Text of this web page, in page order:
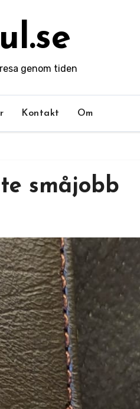
genom tiden
Kontakt Om
småjobb